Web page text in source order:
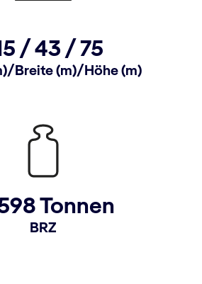
/ 43 / 75
Breite (m)/Höhe (m)
Tonnen
BRZ